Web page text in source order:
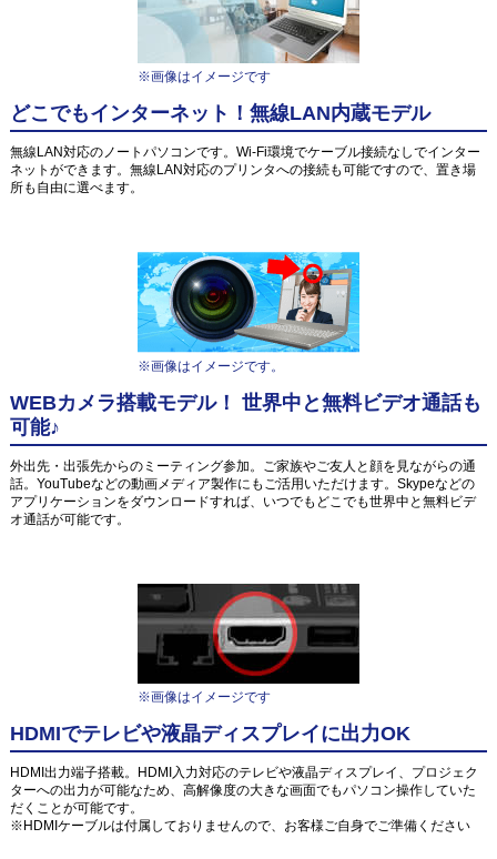
※画像はイメージです
どこでもインターネット！無線LAN内蔵モデル
無線LAN対応のノートパソコンです。Wi-Fi環境でケーブル接続なしでインター
ネットができます。無線LAN対応のプリンタへの接続も可能ですので、置き場
所も自由に選べます。
※画像はイメージです。
WEBカメラ搭載モデル！ 世界中と無料ビデオ通話も
可能♪
外出先・出張先からのミーティング参加。ご家族やご友人と顔を見ながらの通
話。YouTubeなどの動画メディア製作にもご活用いただけます。Skypeなどの
アプリケーションをダウンロードすれば、いつでもどこでも世界中と無料ビデ
オ通話が可能です。
※画像はイメージです
HDMIでテレビや液晶ディスプレイに出力OK
HDMI出力端子搭載。HDMI入力対応のテレビや液晶ディスプレイ、プロジェク
ターへの出力が可能なため、高解像度の大きな画面でもパソコン操作していた
だくことが可能です。
※HDMIケーブルは付属しておりませんので、お客様ご自身でご準備ください